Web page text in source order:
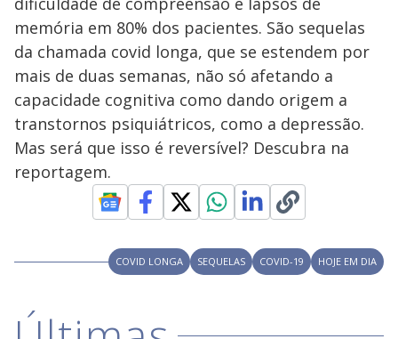
y
V
i
d
e
M
u
d
o
memória em 80% dos pacientes. São sequelas
da chamada covid longa, que se estendem por
mais de duas semanas, não só afetando a
capacidade cognitiva como dando origem a
transtornos psiquiátricos, como a depressão.
Mas será que isso é reversível? Descubra na
reportagem.
COVID LONGA SEQUELAS COVID-19 HOJE EM DIA